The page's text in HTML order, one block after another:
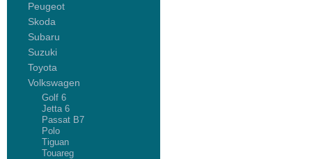
Peugeot
Skoda
Subaru
Suzuki
Toyota
Volkswagen
Golf 6
Jetta 6
Passat B7
Polo
Tiguan
Touareg